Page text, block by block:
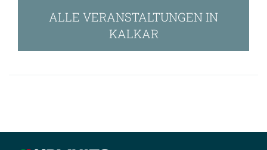
ALLE VERANSTALTUNGEN IN
KALKAR